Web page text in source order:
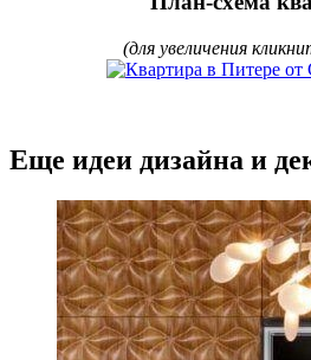
(для увеличения
Еще идеи дизайна и